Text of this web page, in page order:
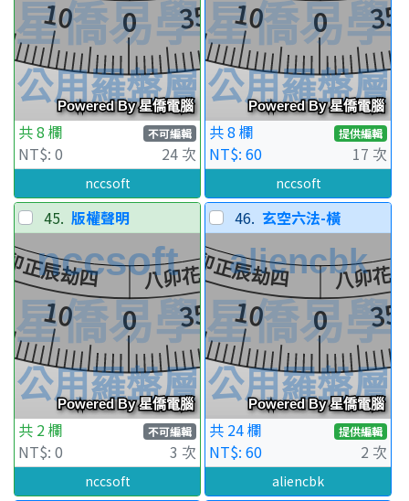
共 8 欄 不可編輯
NT$: 0 24 次
nccsoft
共 8 欄 提供編輯
NT$: 60 17 次
nccsoft
45. 版權聲明
共 2 欄 不可編輯
NT$: 0 3 次
nccsoft
46. 玄空六法-橫
共 24 欄 提供編輯
NT$: 60 2 次
aliencbk